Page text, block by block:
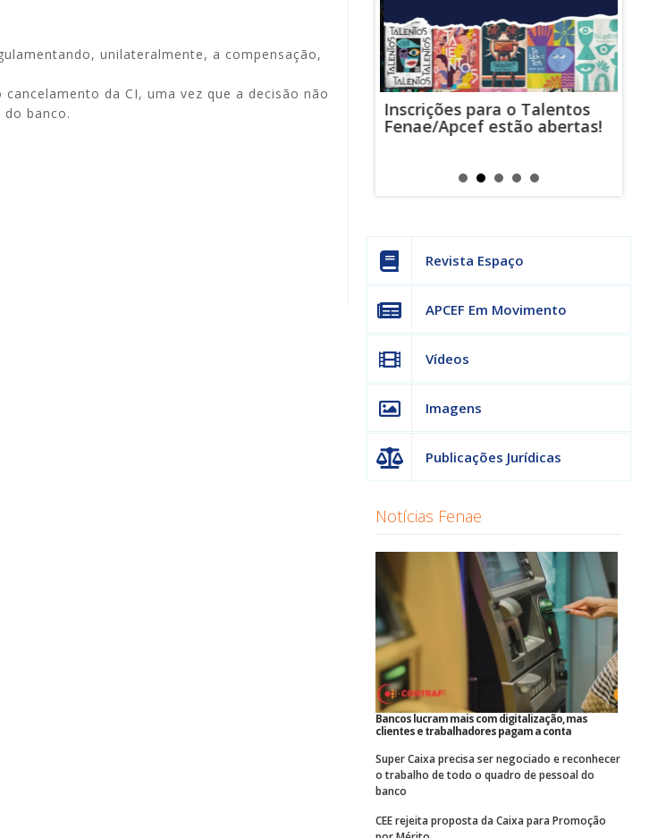
unilateralmente, a compensação,
da CI, uma vez que a decisão não
banco.da Apcef Alerta: golpistas usam Inscrições para o Talentos
Fenae/Apcef estão abertas!
Revista Espaço
APCEF Em Movimento
Vídeos
Imagens
Publicações Jurídicas
Notícias Fenae
Bancos lucram mais com digitalização, mas
clientes e trabalhadores pagam a conta
Super Caixa precisa ser negociado e reconhecer
o trabalho de todo o quadro de pessoal do
banco
CEE rejeita proposta da Caixa para Promoção